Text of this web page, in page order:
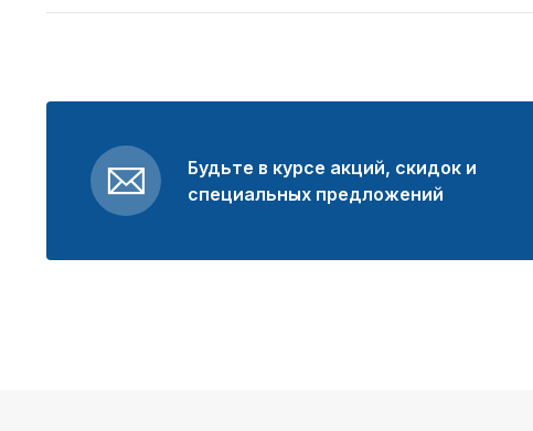
Будьте в курсе акций, скидок и
специальных предложений